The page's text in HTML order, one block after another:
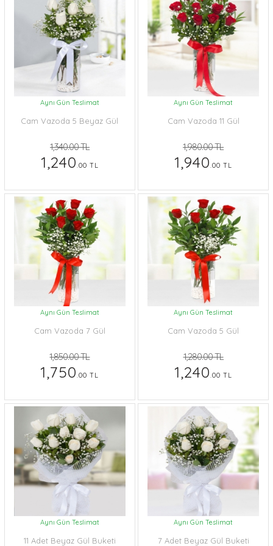
Aynı Gün Teslimat
Cam Vazoda 5 Beyaz Gül
1,340.00 TL
1,240.00 TL
Aynı Gün Teslimat
Cam Vazoda 11 Gül
1,980.00 TL
1,940.00 TL
Aynı Gün Teslimat
Cam Vazoda 7 Gül
1,850.00 TL
1,750.00 TL
Aynı Gün Teslimat
Cam Vazoda 5 Gül
1,280.00 TL
1,240.00 TL
Aynı Gün Teslimat
11 Adet Beyaz Gül Buketi
Aynı Gün Teslimat
7 Adet Beyaz Gül Buketi